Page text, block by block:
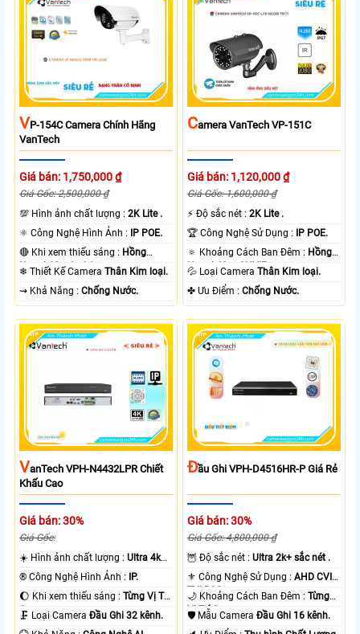
VP-154C Camera Chính Hãng
VanTech
Giá bán: 1,750,000 ₫
Giá Gốc: 2,500,000 ₫
💯 Hình ảnh chất lượng :2K Lite .
⚛️ Công Nghệ Hình Ảnh :
IP POE.
🔴 Khi xem thiếu sáng : Hồng
Ngoại 60m Led Array.
❄ Thiết Kế CameraThân Kim loại.
️⇝ Khả Năng :Chống Nước.
CAmera VanTech VP-151C
Giá bán: 1,120,000 ₫
Giá Gốc: 1,600,000 ₫
️⚡ Độ sắc nét :2K Lite .
🏆 Công Nghệ Sử Dụng :
IP POE.
🔅 Khoảng Cách Ban Đêm : Hồng
Ngoại 40m ONVIF.
💦 Loại CameraThân Kim loại.
️✤ Ưu Điểm :Chống Nước.
VAnTech VPH-N4432LPR Chiết
Khấu Cao
Giá bán: 30%
Giá Gốc:
☀️ Hình ảnh chất lượng :Ultra 4k
👍🏾 .
®️ Công Nghệ Hình Ảnh : IP.
🌔 Khi xem thiếu sáng :Từng Vị Trí
Camera .
🗜️ Loại CameraĐầu Ghi 32 kênh.
ĐẦu Ghi VPH-D4516HR-P Giá Rẻ
Giá bán: 30%
Giá Gốc: 4,800,000 ₫
🦉 Độ sắc nét :Ultra 2k+ sắc nét .
⚜️ Công Nghệ Sử Dụng :AHD CVI
TVI BCS.
🌙 Khoảng Cách Ban Đêm :Từng
Vị Trí Camera .
🛡 Mẫu CameraĐầu Ghi 16 kênh.